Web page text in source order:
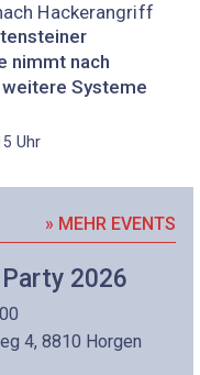
Hackerangriff
nimmt nach
Systeme
Uhr
» MEHR EVENTS
2026
4, 8810 Horgen